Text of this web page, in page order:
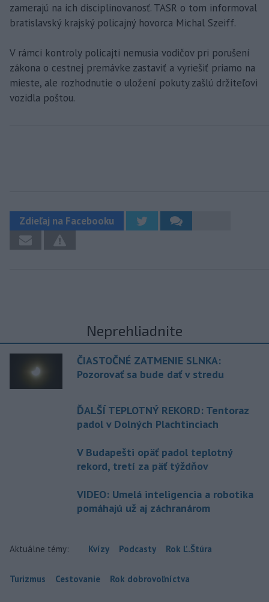
zamerajú na ich disciplinovanosť. TASR o tom informoval
bratislavský krajský policajný hovorca Michal Szeiff.
V rámci kontroly policajti nemusia vodičov pri porušení
zákona o cestnej premávke zastaviť a vyriešiť priamo na
mieste, ale rozhodnutie o uložení pokuty zašlú držiteľovi
vozidla poštou.
Zdieľaj na Facebooku
Neprehliadnite
ČIASTOČNÉ ZATMENIE SLNKA:
Pozorovať sa bude dať v stredu
ĎALŠÍ TEPLOTNÝ REKORD: Tentoraz
padol v Dolných Plachtinciach
V Budapešti opäť padol teplotný
rekord, tretí za päť týždňov
VIDEO: Umelá inteligencia a robotika
pomáhajú už aj záchranárom
Aktuálne témy: Kvízy Podcasty Rok Ľ.Štúra
Turizmus Cestovanie Rok dobrovoľníctva